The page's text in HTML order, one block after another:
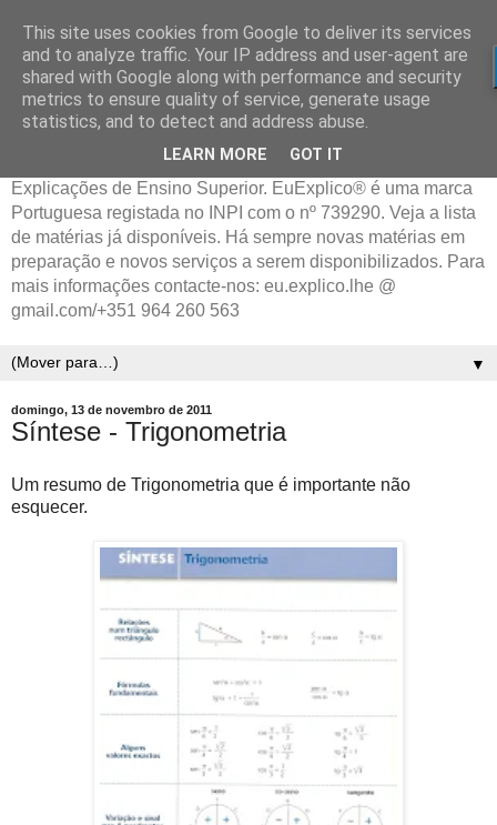
Explicações de Ensino Superior. EuExplico® é uma marca
Portuguesa registada no INPI com o nº 739290. Veja a lista
de matérias já disponíveis. Há sempre novas matérias em
preparação e novos serviços a serem disponibilizados. Para
mais informações contacte-nos: eu.explico.lhe @
gmail.com/+351 964 260 563
▼
domingo, 13 de novembro de 2011
Síntese - Trigonometria
Um resumo de Trigonometria que é importante não
esquecer.
This site uses cookies from Google to deliver its services
and to analyze traffic. Your IP address and user-agent are
shared with Google along with performance and security
metrics to ensure quality of service, generate usage
statistics, and to detect and address abuse.
LEARN MORE GOT IT